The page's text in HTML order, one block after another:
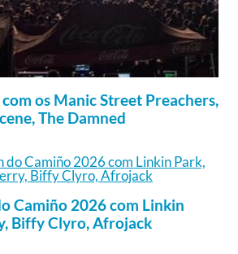
os Manic Street Preachers,
The Damned
Camiño 2026 com Linkin
Biffy Clyro, Afrojack